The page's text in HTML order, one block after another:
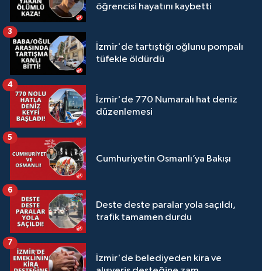
öğrencisi hayatını kaybetti
İzmir'de tartıştığı oğlunu pompalı
tüfekle öldürdü
3
İzmir'de 770 Numaralı hat deniz
düzenlemesi
4
Cumhuriyetin Osmanlı’ya Bakışı
5
Deste deste paralar yola saçıldı,
trafik tamamen durdu
6
İzmir'de belediyeden kira ve
7